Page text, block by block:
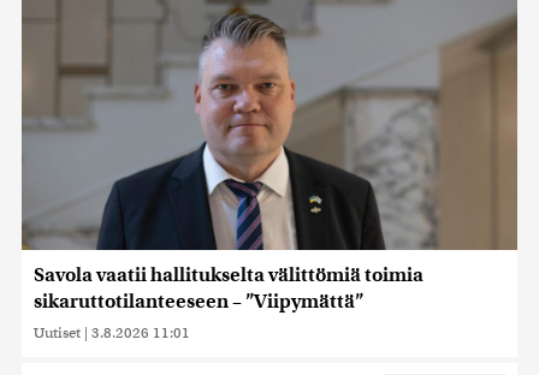
Savola vaatii hallitukselta välittömiä toimia
sikaruttotilanteeseen – ”Viipymättä”
Uutiset | 3.8.2026 11:01